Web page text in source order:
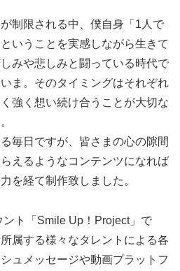
制限される中、僕自身「1人で
いうことを実感しながら生きて
みや悲しみと闘っている時代で
ま。そのタイミングはそれぞれ
強く想い続け合うことが大切な
毎日ですが、皆さまの心の隙間
えるようなコンテンツになれば
を経て制作致しました。
ト「Smile Up！Project」で
属する様々なタレントによる各
ュメッセージや動画プラットフ